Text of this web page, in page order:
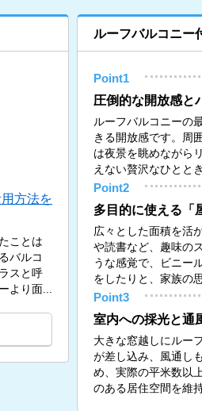
方法を
ことは
バルコ
スと呼
より面...
ルーフバルコニー
Point1
圧倒的な開放感と
ルーフバルコニーの
きる開放感です。周
は夜景を眺めながら
えない贅沢なひとと
Point2
多目的に使える「
広々とした面積を活
や読書など、趣味の
うな感覚で、ビニー
をしたりと、家族の
Point3
室内への採光と通
大きな窓越しにルー
が差し込み、風通し
め、実際の平米数以
のある居住空間を維